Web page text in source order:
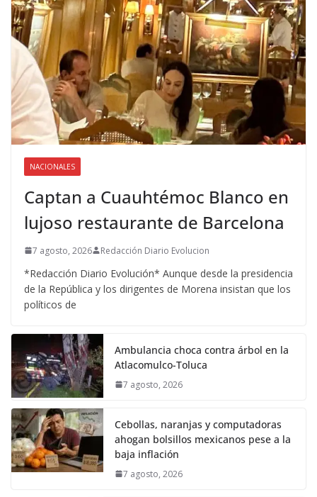
NACIONALES
Captan a Cuauhtémoc Blanco en
lujoso restaurante de Barcelona
7 agosto, 2026 Redacción Diario Evolucion
*Redacción Diario Evolución* Aunque desde la presidencia
de la República y los dirigentes de Morena insistan que los
políticos de
Ambulancia choca contra árbol en la
Atlacomulco-Toluca
7 agosto, 2026
Cebollas, naranjas y computadoras
ahogan bolsillos mexicanos pese a la
baja inflación
7 agosto, 2026